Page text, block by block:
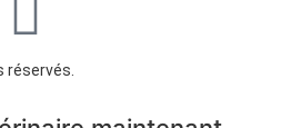
réservés.